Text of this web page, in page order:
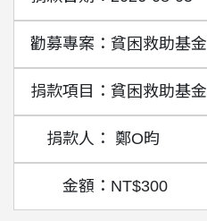
貧困救助基金
貧困救助基金
鄭O昀
NT$300